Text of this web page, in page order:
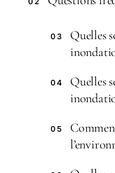
03
Quelles
04
Quelles
05